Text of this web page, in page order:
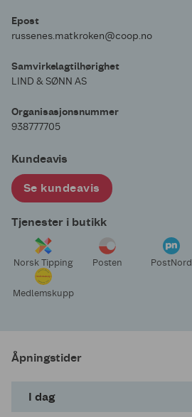
Epost
russenes.matkroken@coop.no
Samvirkelagtilhørighet
LIND & SØNN AS
Organisasjonsnummer
938777705
Kundeavis
Se kundeavis
Tjenester i butikk
Norsk Tipping Posten PostNord
Medlemskupp
Åpningstider
I dag